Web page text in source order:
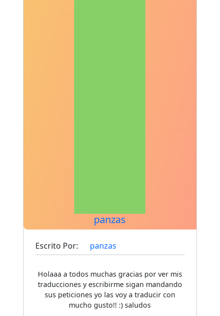
panzas
Escrito Por: panzas
Holaaa a todos muchas gracias por ver mis
traducciones y escribirme sigan mandando
sus peticiones yo las voy a traducir con
mucho gusto!! :) saludos